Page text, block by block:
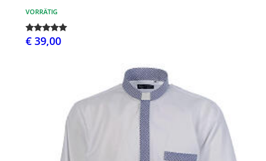
VORRÄTIG
€ 39,00